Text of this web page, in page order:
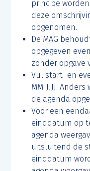
principe
deze
opgenomen.
De MAG
opgegeven
zonder opgave
Vul start- en
MM-JJJJ.
de agenda
Voor een
einddatum op
agenda
uitsluitend de
einddatum